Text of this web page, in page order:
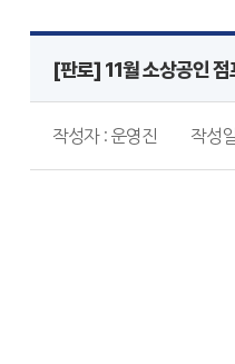
[판로] 11월 소상공인
작성자 : 운영진 작성